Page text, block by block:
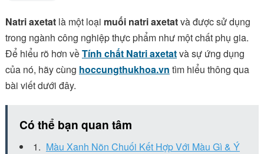
Natri axetatlà một loại muối natri axetatvà được sử dụng
trong ngành công nghiệp thực phẩm như một chất phụ gia.
Để hiểu rõ hơn vềTính chất Natri axetatvà sự ứng dụng
của nó, hãy cùng hoccungthukhoa.vn tìm hiểu thông qua
bài viết dưới đây.
Có thể bạn quan tâm
Màu Xanh Nõn Chuối Kết Hợp Với Màu Gì & Ý